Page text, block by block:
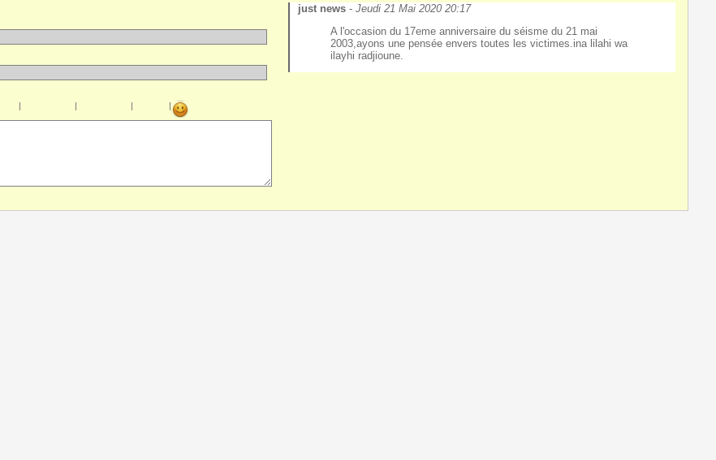
| | | |
just news -Jeudi 21 Mai 2020 20:17
A l'occasion du 17eme anniversaire du séisme du 21 mai
2003,ayons une pensée envers toutes les victimes.ina lilahi wa
ilayhi radjioune.